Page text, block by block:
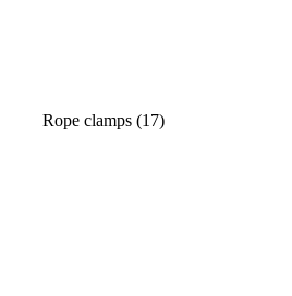
Rope clamps (17)